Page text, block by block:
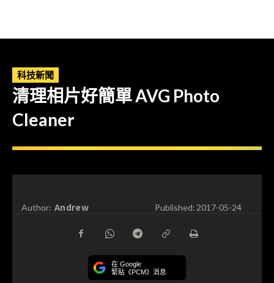
科技新聞
清理相片好簡單 AVG Photo
Cleaner
Author: Andrew Published:2017-05-24
在 Google
緊貼《PCM》消息